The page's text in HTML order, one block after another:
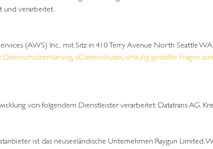
und verarbeitet.
(AWS) Inc., mit Sitz in 410 Terry Avenue North Seattle
Datenschutzerklärung, «Datenschutz», «Häufig gestellte Fragen
von folgendem Dienstleister verarbeitet: Datatrans AG,
ist das neuseeländische Unternehmen Raygun Limited,